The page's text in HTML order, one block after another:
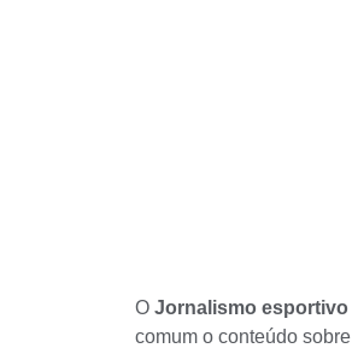
O Jornalismo esportivo
comum o conteúdo sobre